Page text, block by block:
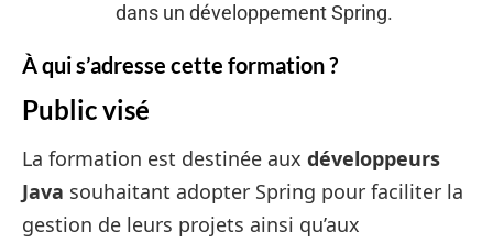
dans un développement Spring.
À qui s’adresse cette formation ?
Public visé
La formation est destinée aux développeurs
Java souhaitant adopter Spring pour faciliter la
gestion de leurs projets ainsi qu’aux